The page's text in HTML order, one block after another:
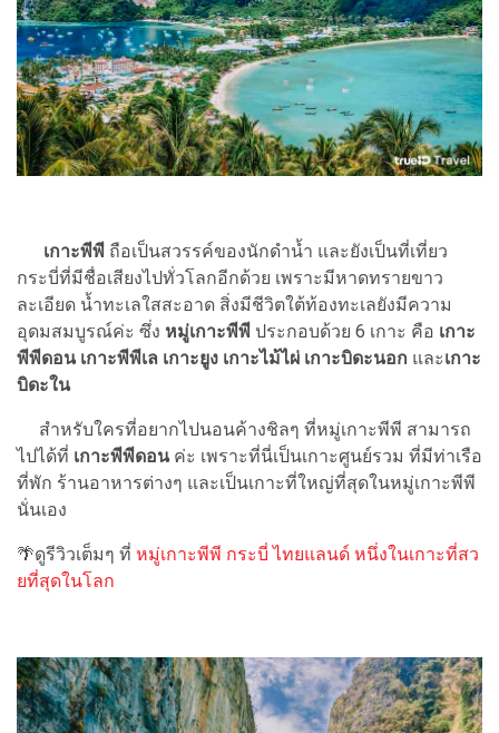
เกาะพีพี ถือเป็นสวรรค์ของนักดำน้ำ และยังเป็นที่เที่ยว
กระบี่ที่มีชื่อเสียงไปทั่วโลกอีกด้วย เพราะมีหาดทรายขาว
ละเอียด น้ำทะเลใสสะอาด สิ่งมีชีวิตใต้ท้องทะเลยังมีความ
อุดมสมบูรณ์ค่ะ ซึ่ง หมู่เกาะพีพี ประกอบด้วย 6 เกาะ คือ เกาะ
พีพีดอน เกาะพีพีเล เกาะยูง เกาะไม้ไผ่ เกาะบิดะนอก และเกาะ
บิดะใน
สำหรับใครที่อยากไปนอนค้างชิลๆ ที่หมู่เกาะพีพี สามารถ
ไปได้ที่ เกาะพีพีดอนค่ะ เพราะที่นี่เป็นเกาะศูนย์รวม ที่มีท่าเรือ
ที่พัก ร้านอาหารต่างๆ และเป็นเกาะที่ใหญ่ที่สุดในหมู่เกาะพีพี
นั่นเอง
🌴ดูรีวิวเต็มๆ ที่ หมู่เกาะพีพี กระบี่ ไทยแลนด์ หนึ่งในเกาะที่สว
ยที่สุดในโลก